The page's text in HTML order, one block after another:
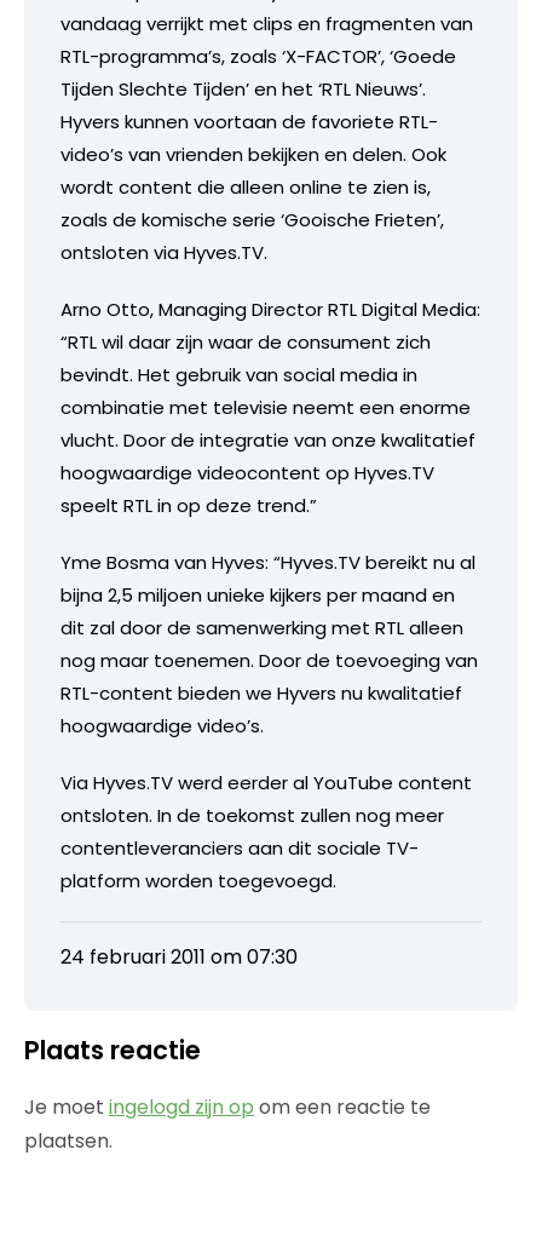
vandaag verrijkt met clips en fragmenten van
RTL-programma’s, zoals ‘X-FACTOR’, ‘Goede
Tijden Slechte Tijden’ en het ‘RTL Nieuws’.
Hyvers kunnen voortaan de favoriete RTL-
video’s van vrienden bekijken en delen. Ook
wordt content die alleen online te zien is,
zoals de komische serie ‘Gooische Frieten’,
ontsloten via Hyves.TV.
Arno Otto, Managing Director RTL Digital Media:
“RTL wil daar zijn waar de consument zich
bevindt. Het gebruik van social media in
combinatie met televisie neemt een enorme
vlucht. Door de integratie van onze kwalitatief
hoogwaardige videocontent op Hyves.TV
speelt RTL in op deze trend.”
Yme Bosma van Hyves: “Hyves.TV bereikt nu al
bijna 2,5 miljoen unieke kijkers per maand en
dit zal door de samenwerking met RTL alleen
nog maar toenemen. Door de toevoeging van
RTL-content bieden we Hyvers nu kwalitatief
hoogwaardige video’s.
Via Hyves.TV werd eerder al YouTube content
ontsloten. In de toekomst zullen nog meer
contentleveranciers aan dit sociale TV-
platform worden toegevoegd.
24 februari 2011 om 07:30
Plaats reactie
Je moet ingelogd zijn op om een reactie te
plaatsen.